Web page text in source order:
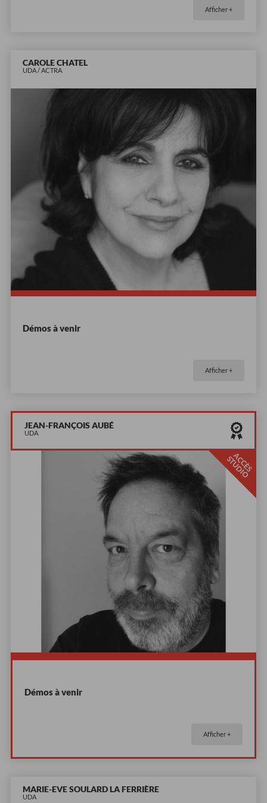
Afficher +
CAROLE CHATEL
UDA / ACTRA
Démos à venir
Afficher +
JEAN-FRANÇOIS AUBÉ
UDA
A
C
C
È
S
S
T
U
D
I
O
Démos à venir
Afficher +
MARIE-EVE SOULARD LA FERRIÈRE
UDA